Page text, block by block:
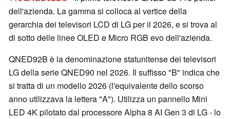
dell'azienda. La gamma si colloca al vertice della
gerarchia dei televisori LCD di LG per il 2026, e si trova al
di sotto delle linee OLED e Micro RGB evo dell'azienda.
QNED92B è la denominazione statunitense dei televisori
LG della serie QNED90 nel 2026. Il suffisso "B" indica che
si tratta di un modello 2026 (l'equivalente dello scorso
anno utilizzava la lettera "A"). Utilizza un pannello Mini
LED 4K pilotato dal processore Alpha 8 AI Gen 3 di LG - lo